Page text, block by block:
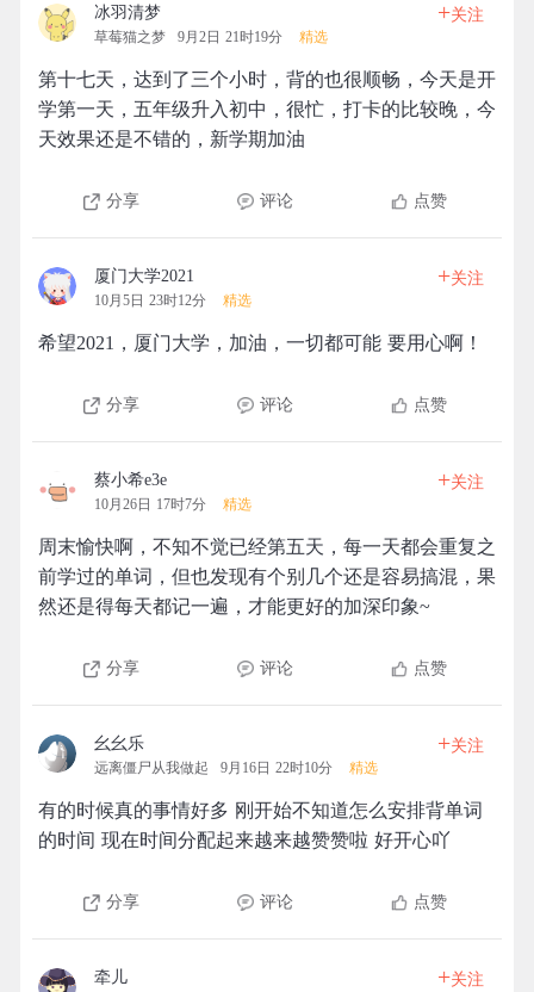
冰羽清梦
草莓猫之梦 9月2日 21时19分 精选
+关注
第十七天，达到了三个小时，背的也很顺畅，今天是开
学第一天，五年级升入初中，很忙，打卡的比较晚，今
天效果还是不错的，新学期加油
分享 评论 点赞
厦门大学2021
10月5日 23时12分 精选
+关注
希望2021，厦门大学，加油，一切都可能 要用心啊！
分享 评论 点赞
蔡小希e3e
10月26日 17时7分 精选
+关注
周末愉快啊，不知不觉已经第五天，每一天都会重复之
前学过的单词，但也发现有个别几个还是容易搞混，果
然还是得每天都记一遍，才能更好的加深印象~
分享 评论 点赞
幺幺乐
远离僵尸从我做起 9月16日 22时10分 精选
+关注
有的时候真的事情好多 刚开始不知道怎么安排背单词
的时间 现在时间分配起来越来越赞赞啦 好开心吖
分享 评论 点赞
牵儿 +关注